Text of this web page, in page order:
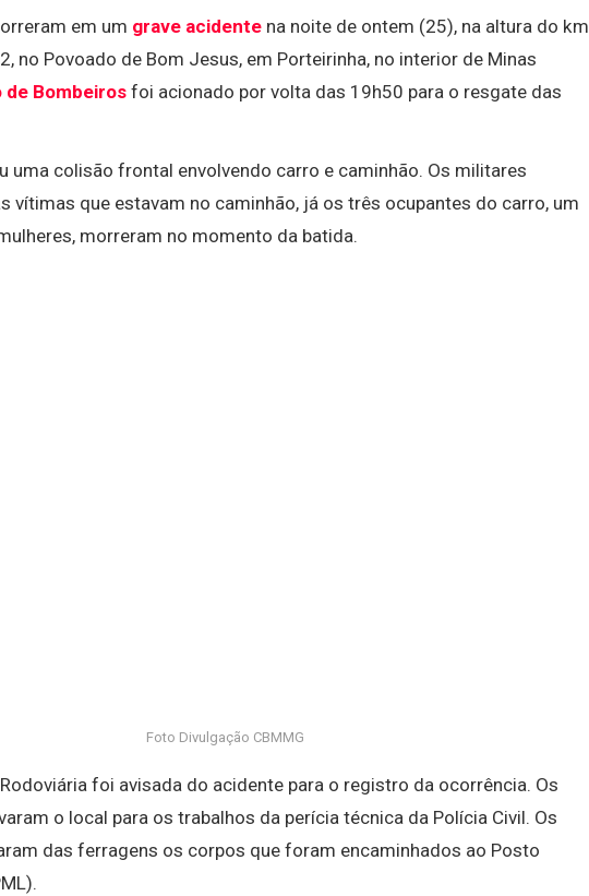
em um grave acidente na noite de ontem (25), na altura do km
no Povoado de Bom Jesus, em Porteirinha, no interior de Minas
de Bombeiros foi acionado por volta das 19h50 para o resgate das
uma colisão frontal envolvendo carro e caminhão. Os militares
vítimas que estavam no caminhão, já os três ocupantes do carro, um
morreram no momento da batida.
Foto Divulgação CBMMG
foi avisada do acidente para o registro da ocorrência. Os
o local para os trabalhos da perícia técnica da Polícia Civil. Os
das ferragens os corpos que foram encaminhados ao Posto